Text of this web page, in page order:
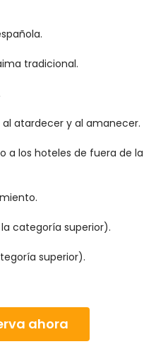
tradicional.
atardecer y al amanecer.
a los hoteles de fuera de la
categoría superior).
superior).
ahora